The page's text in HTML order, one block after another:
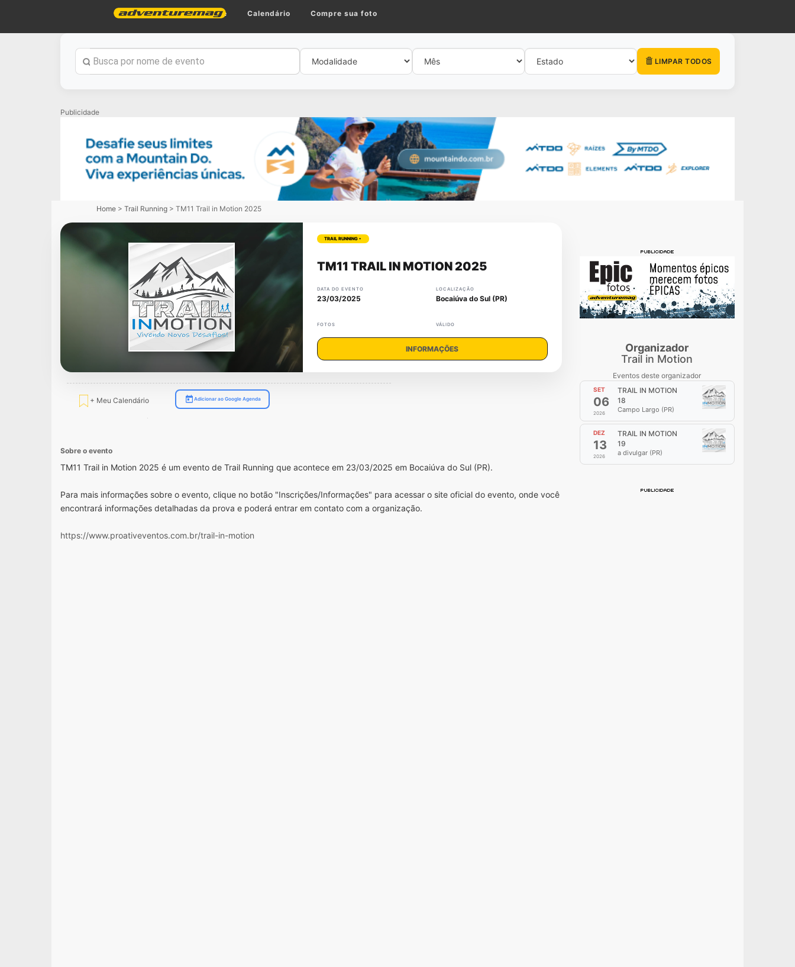
Home Calendário Compre sua foto
LIMPAR TODOS
Publicidade
Home > Trail Running > TM11 Trail in Motion 2025
TRAIL RUNNING •
TM11 TRAIL IN MOTION 2025
DATA DO EVENTO
23/03/2025
LOCALIZAÇÃO
Bocaiúva do Sul (PR)
FOTOS VÁLIDO
INFORMAÇÕES
+ Meu Calendário Adicionar ao Google Agenda
Sobre o evento
TM11 Trail in Motion 2025 é um evento de Trail Running que acontece em 23/03/2025 em Bocaiúva do Sul (PR).
Para mais informações sobre o evento, clique no botão "Inscrições/Informações" para acessar o site oficial do evento, onde você
encontrará informações detalhadas da prova e poderá entrar em contato com a organização.
https://www.proativeventos.com.br/trail-in-motion
Organizador
Trail in Motion
Eventos deste organizador
SET
06
2026
TRAIL IN MOTION
18
Campo Largo (PR)
DEZ
13
2026
TRAIL IN MOTION
19
a divulgar (PR)